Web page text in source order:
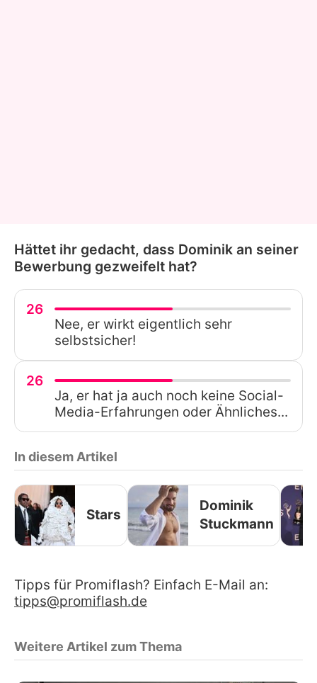
Hättet ihr gedacht, dass Dominik an seiner
Bewerbung gezweifelt hat?
26
Nee, er wirkt eigentlich sehr
selbstsicher!
26
Ja, er hat ja auch noch keine Social-
Media-Erfahrungen oder Ähnliches...
In diesem Artikel
Stars
Dominik
Stuckmann
Tipps für Promiflash? Einfach E-Mail an:
tipps@promiflash.de
Weitere Artikel zum Thema